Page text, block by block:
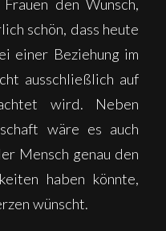
den Wunsch,
schön, dass heute
einer Beziehung im
ausschließlich auf
wird. Neben
wäre es auch
Mensch genau den
haben könnte,
wünscht.